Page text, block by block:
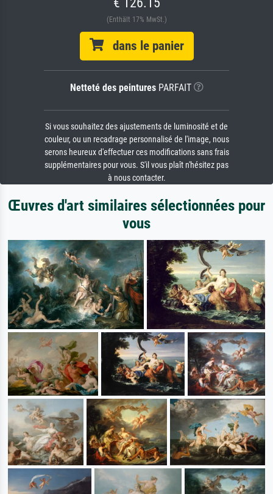
(Enthält 17% MwSt.)
dans le panier
Netteté des peinturesPARFAIT
Si vous souhaitez des ajustements de luminosité et de
couleur, ou un recadrage personnalisé de l'image, nous
serons heureux d'effectuer ces modifications sans frais
supplémentaires pour vous. S'il vous plaît n'hésitez pas
à nous contacter.
Œuvres d'art similaires sélectionnées pour
vous